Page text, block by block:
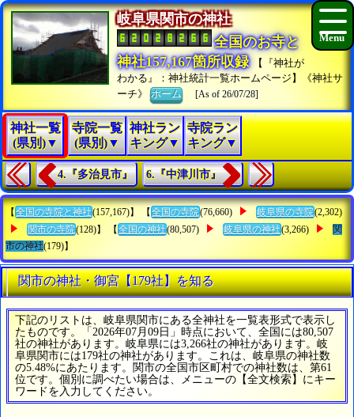
岐阜県関市の神社
全国のお寺と
神社157,167箇所収録
【『神社が
わかる』：神社統計一覧ホームページ】《神社サ
ーチ》ホーム [As of 26/07/28]
神社一覧
(県別)▼
寺院一覧
(県別)▼
神社ラン
キング▼
寺院ラン
キング▼
4.『多治見市』 6.『中津川市』
【 全国の寺院と神社(157,167)】 【 全国の寺院(76,660) 岐阜県の寺院(2,302)
関市の寺院(128)】 【 全国の神社(80,507) 岐阜県の神社(3,266)
関
市の神社(179)】
関市の神社・御宮【179社】を知る
下記のリストは、岐阜県関市にある全神社を一覧表形式で表示し
たものです。「2026年07月09日」時点において、全国には80,507
社の神社があります。岐阜県には3,266社の神社があります。岐
阜県関市には179社の神社があります。これは、岐阜県の神社数
の5.48%にあたります。関市の全国市区町村での神社数は、第61
位です。個別に調べたい場合は、メニューの【全文検索】にキー
ワードを入力してください。